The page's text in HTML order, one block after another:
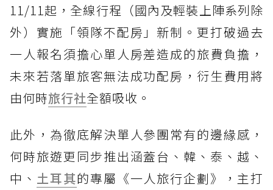
11/11起，全線行程（國內及輕裝上陣系列除
外）實施「領隊不配房」新制。更打破過去
一人報名須擔心單人房差造成的旅費負擔，
未來若落單旅客無法成功配房，衍生費用將
由何時旅行社全額吸收。
此外，為徹底解決單人參團常有的邊緣感，
何時旅遊更同步推出涵蓋台、韓、泰、越、
中、 土耳其的專屬《一人旅行企劃》，主打